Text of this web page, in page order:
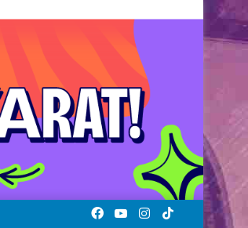
TikTok
Instagram
YouTube
Facebook